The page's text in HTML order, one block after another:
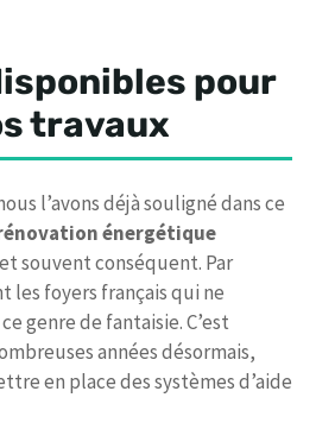
pour
travaux
l’avons déjà souligné dans ce
énergétique
souvent conséquent. Par
les foyers français qui ne
genre de fantaisie. C’est
années désormais,
en place des systèmes d’aide